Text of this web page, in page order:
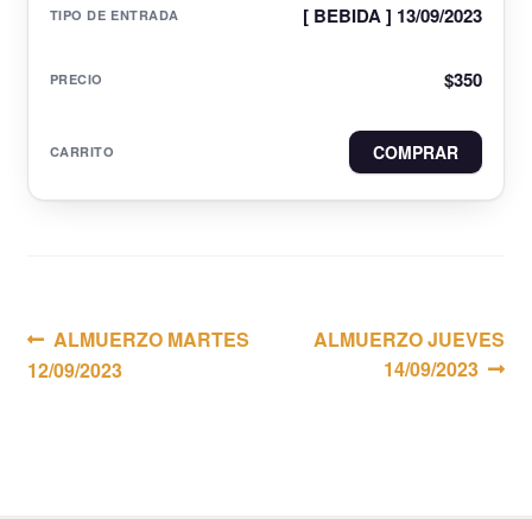
[ BEBIDA ] 13/09/2023
$350
COMPRAR
Navegación
de
Anterior:
ALMUERZO MARTES
12/09/2023
Siguiente:
ALMUERZO JUEVES
14/09/2023